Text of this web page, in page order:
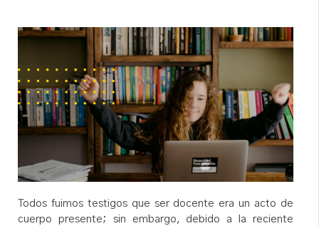
Todos fuimos testigos que ser docente era un acto de
cuerpo presente; sin embargo, debido a la reciente